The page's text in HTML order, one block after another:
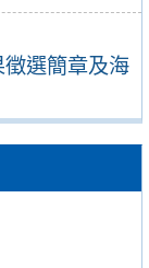
選簡章及海